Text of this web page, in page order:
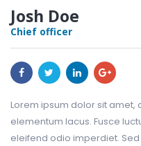
Josh Doe
Chief officer
Lorem ipsum dolor sit amet,
elementum lacus. Fusce
eleifend odio imperdiet.